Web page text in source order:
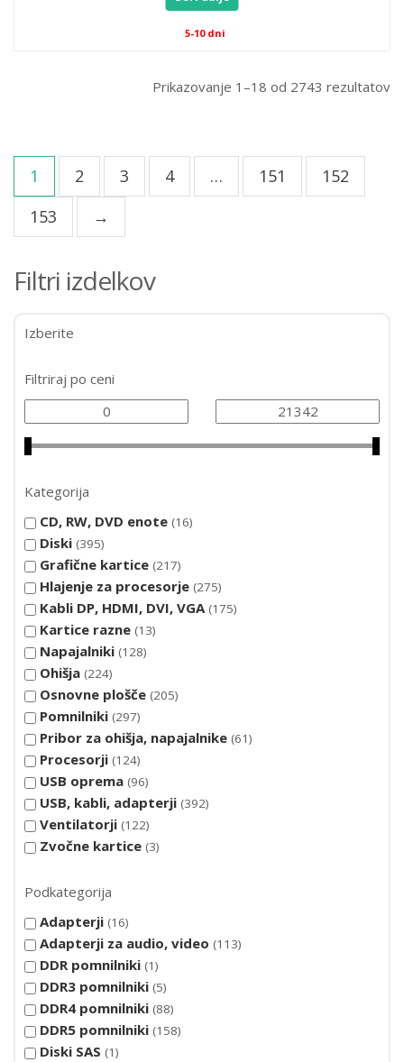
5-10 dni
Prikazovanje 1–18 od 2743 rezultatov
1 2 3 4 … 151
152
153
→
Filtri izdelkov
Izberite
Filtriraj po ceni
Kategorija
CD, RW, DVD enote 16
Diski 395
Grafične kartice 217
Hlajenje za procesorje 275
Kabli DP, HDMI, DVI, VGA 175
Kartice razne 13
Napajalniki 128
Ohišja 224
Osnovne plošče 205
Pomnilniki 297
Pribor za ohišja, napajalnike 61
Procesorji 124
USB oprema 96
USB, kabli, adapterji 392
Ventilatorji 122
Zvočne kartice 3
Podkategorija
Adapterji 16
Adapterji za audio, video 113
DDR pomnilniki 1
DDR3 pomnilniki 5
DDR4 pomnilniki 88
DDR5 pomnilniki 158
Diski SAS 1